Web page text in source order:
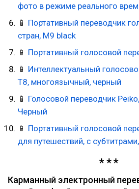
фото в режиме реального
📱 Портативный переводчик
стран, M9 black
📱 Портативный голосовой
📱 Интеллектуальный
T8, многоязычный, черный
📱 Голосовой переводчик
Черный
📱 Портативный голосовой
для путешествий, с
Карманный электронный